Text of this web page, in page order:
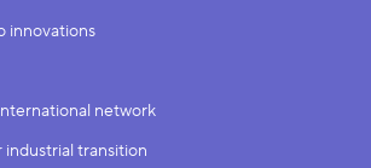
innovations
network
industrial transition